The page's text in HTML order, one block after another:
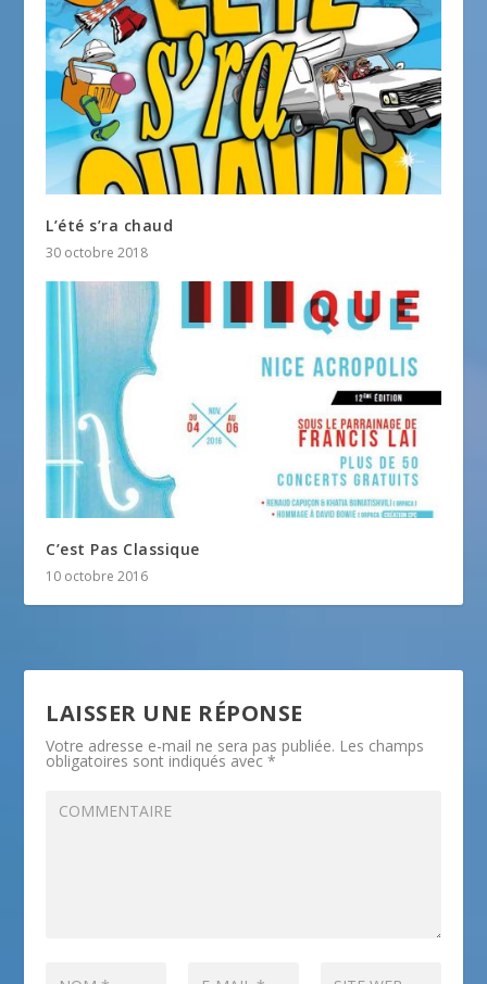
L’été s’ra chaud
30 octobre 2018
C’est Pas Classique
10 octobre 2016
LAISSER UNE RÉPONSE
Votre adresse e-mail ne sera pas publiée. Les champs
obligatoires sont indiqués avec*